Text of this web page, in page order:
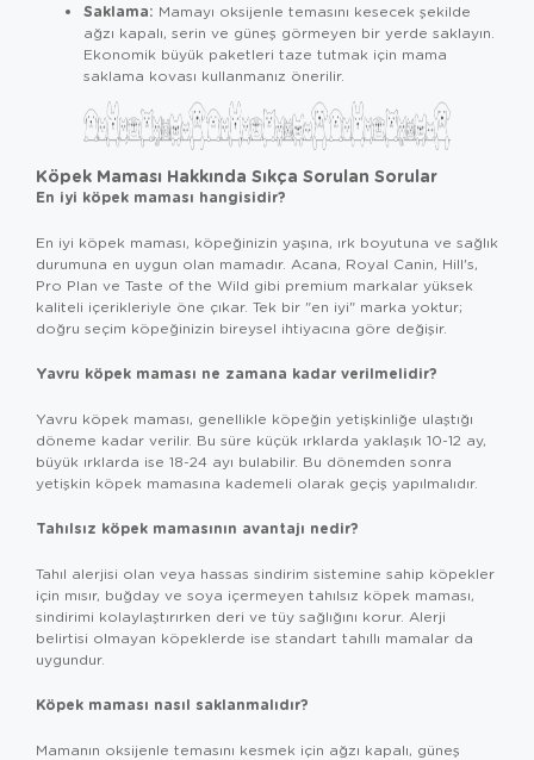
Saklama: Mamayı oksijenle temasını kesecek şekilde
ağzı kapalı, serin ve güneş görmeyen bir yerde saklayın.
Ekonomik büyük paketleri taze tutmak için mama
saklama kovası kullanmanız önerilir.
Köpek Maması Hakkında Sıkça Sorulan Sorular
En iyi köpek maması hangisidir?
En iyi köpek maması, köpeğinizin yaşına, ırk boyutuna ve sağlık
durumuna en uygun olan mamadır. Acana, Royal Canin, Hill's,
Pro Plan ve Taste of the Wild gibi premium markalar yüksek
kaliteli içerikleriyle öne çıkar. Tek bir "en iyi" marka yoktur;
doğru seçim köpeğinizin bireysel ihtiyacına göre değişir.
Yavru köpek maması ne zamana kadar verilmelidir?
Yavru köpek maması, genellikle köpeğin yetişkinliğe ulaştığı
döneme kadar verilir. Bu süre küçük ırklarda yaklaşık 10-12 ay,
büyük ırklarda ise 18-24 ayı bulabilir. Bu dönemden sonra
yetişkin köpek mamasına kademeli olarak geçiş yapılmalıdır.
Tahılsız köpek mamasının avantajı nedir?
Tahıl alerjisi olan veya hassas sindirim sistemine sahip köpekler
için mısır, buğday ve soya içermeyen tahılsız köpek maması,
sindirimi kolaylaştırırken deri ve tüy sağlığını korur. Alerji
belirtisi olmayan köpeklerde ise standart tahıllı mamalar da
uygundur.
Köpek maması nasıl saklanmalıdır?
Mamanın oksijenle temasını kesmek için ağzı kapalı, güneş